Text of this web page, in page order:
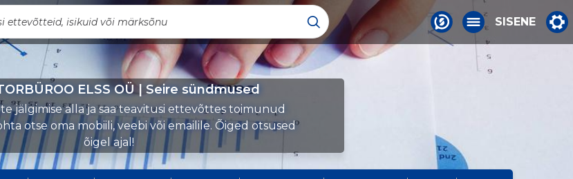
SISENE
ELSS OÜ | Seire sündmused
jälgimise alla ja saa teavitusi ettevõttes toimunud
otse oma mobiili, veebi või emailile. Õiged otsused
õigel ajal!